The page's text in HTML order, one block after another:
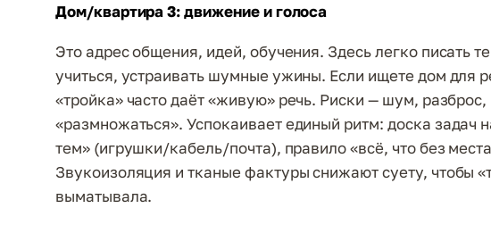
Дом/квартира 3: движение и голоса
Это адрес общения, идей, обучения. Здесь легко писать
учиться, устраивать шумные ужины. Если ищете дом для
«тройка» часто даёт «живую» речь. Риски — шум,
«размножаться». Успокаивает единый ритм: доска задач
тем» (игрушки/кабель/почта), правило «всё, что без
Звукоизоляция и тканые фактуры снижают суету, чтобы
выматывала.